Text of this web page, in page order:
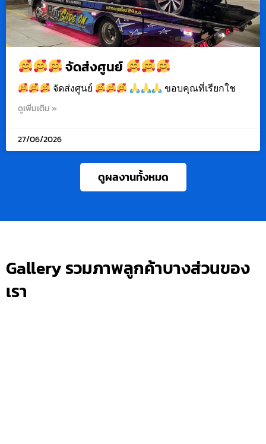
จัดส่งศูนย์
จัดส่งศูนย์ ขอบคุณที่เรียกใช
ดูเพิ่มเติม »
27/06/2026
ดูผลงานทั้งหมด
Gallery รวมภาพลูกค้าบางส่วนของ
เรา